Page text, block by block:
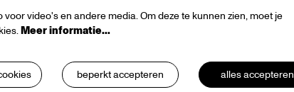
video's en andere media. Om deze te kunnen zien, moet je
Meer informatie…
beperkt accepteren alles accepteren